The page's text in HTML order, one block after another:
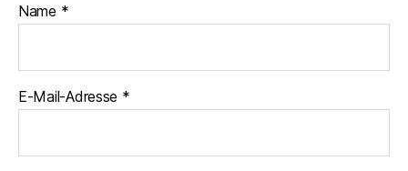
Name *
E-Mail-Adresse *